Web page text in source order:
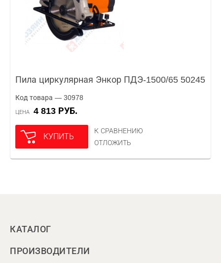
Пила циркулярная Энкор ПДЭ-1500/65 50245
Код товара — 30978
ЦЕНА 4 813 РУБ.
КУПИТЬ
К СРАВНЕНИЮ
ОТЛОЖИТЬ
КАТАЛОГ
ПРОИЗВОДИТЕЛИ